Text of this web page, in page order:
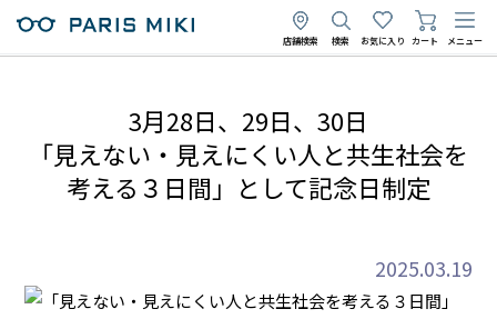
店舗検索 検索 お気に入り カート メニュー
3月28日、29日、30日
「見えない・見えにくい人と共生社会を
考える３日間」として記念日制定
2025.03.19